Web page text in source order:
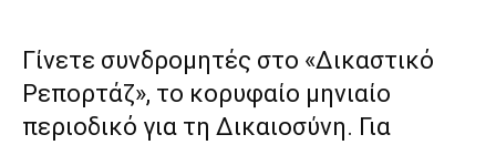
Γίνετε συνδρομητές στο «Δικαστικό
Ρεπορτάζ», το κορυφαίο μηνιαίο
περιοδικό για τη Δικαιοσύνη. Για